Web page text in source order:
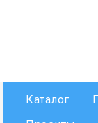
Каталог